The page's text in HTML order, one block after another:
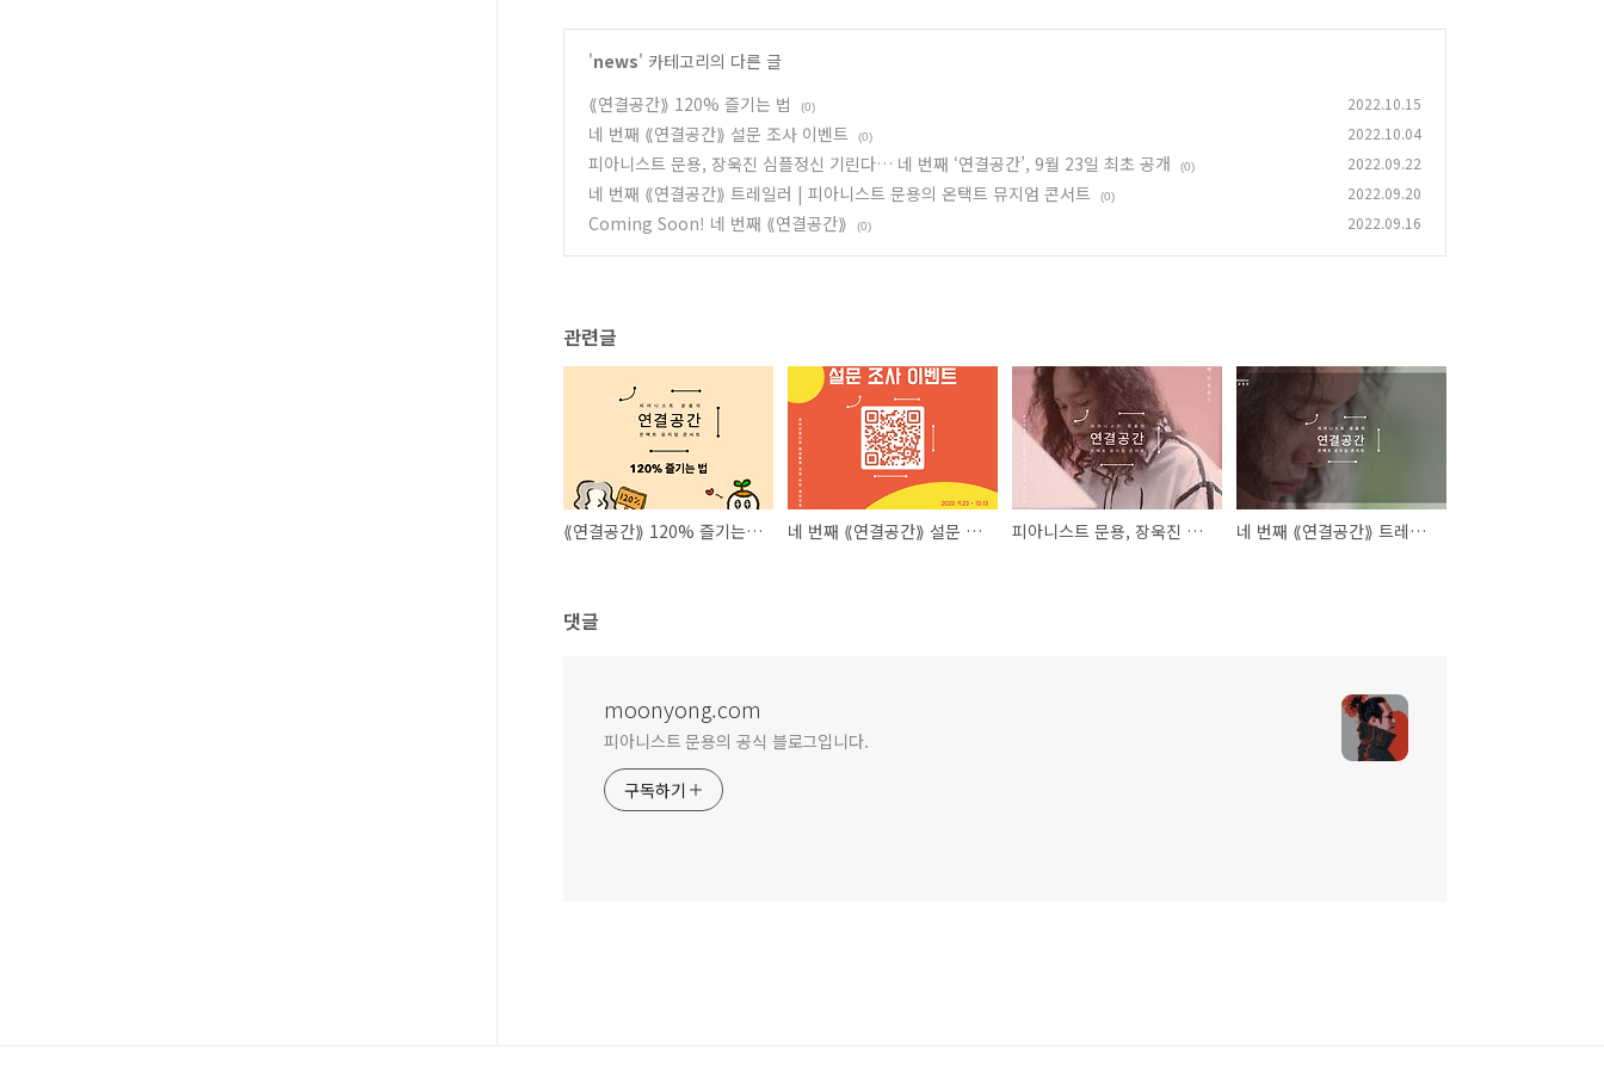
'news' 카테고리의 다른 글
⟪연결공간⟫ 120% 즐기는 법
(0) 2022.10.15
네 번째 ⟪연결공간⟫ 설문 조사 이벤트 (0) 2022.10.04
피아니스트 문용, 장욱진 심플정신 기린다… 네 번째 ‘연결공간’, 9월 23일 최초 공개 (0) 2022.09.22
네 번째 ⟪연결공간⟫ 트레일러 | 피아니스트 문용의 온택트 뮤지엄 콘서트 (0) 2022.09.20
Coming Soon! 네 번째 ⟪연결공간⟫ (0) 2022.09.16
관련글
⟪연결공간⟫ 120% 즐기는 법 네 번째 ⟪연결공간⟫ 설문 조사 이벤트 피아니스트 문용, 장욱진 심플정신 기린다… 네 번째 ‘연결공간’, 9월 23일 최초 공개 네 번째 ⟪연결공간⟫ 트레일러 | 피아니스트 문용의 온택트 뮤지엄 콘서트
댓글
moonyong.com
피아니스트 문용의 공식 블로그입니다.
구독하기